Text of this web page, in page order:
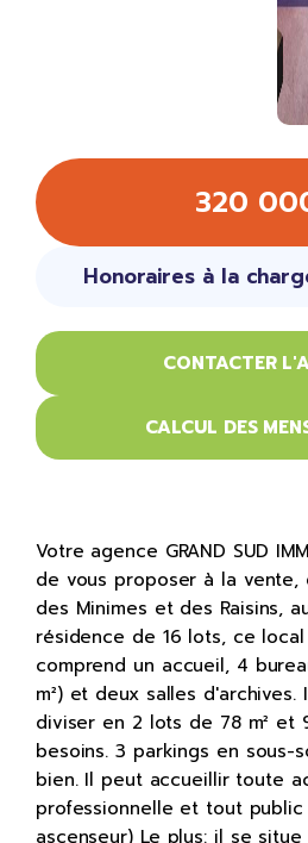
320
Honoraires à la
CONTACTER
CALCUL DES
Votre agence GRAND SUD
de vous proposer à la
des Minimes et des Raisins,
résidence de 16 lots, ce local
comprend un accueil, 4
m²) et deux salles d'archives.
diviser en 2 lots de 78 m² et
besoins. 3 parkings en sous-
bien. Il peut accueillir toute
professionnelle et tout public
ascenseur) Le plus: il se